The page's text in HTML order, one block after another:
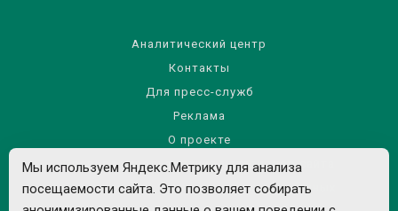
Аналитический центр
Контакты
Для пресс-служб
Реклама
О проекте
Правила использования материалов сайта
Политика обработки персональных данных
Мы используем Яндекс.Метрику для анализа
посещаемости сайта. Это позволяет собирать